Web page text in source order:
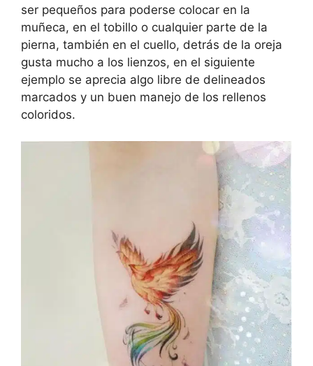
ser pequeños para poderse colocar en la
muñeca, en el tobillo o cualquier parte de la
pierna, también en el cuello, detrás de la oreja
gusta mucho a los lienzos, en el siguiente
ejemplo se aprecia algo libre de delineados
marcados y un buen manejo de los rellenos
coloridos.